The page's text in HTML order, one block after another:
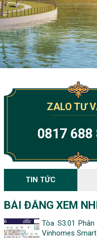
ZALO TƯ
0817 688
TIN TỨC
BÀI ĐĂNG XEM
Tòa S3.01
Vinhomes